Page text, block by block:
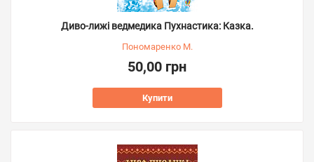
Диво-лижі ведмедика Пухнастика: Казка.
Пономаренко М.
50,00 грн
Купити